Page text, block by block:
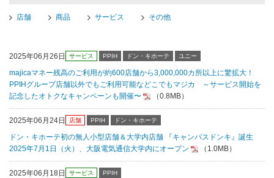
店舗 商品 サービス その他
2025年06月26日 サービス PPIH ドン・キホーテ ユニー
majicaマネー残高のご利用が約600店舗から3,000,000カ所以上に驚拡大！
PPIHグループ店舗以外でもご利用可能などこでもマジカ ～サービス開始を
記念したオトクなキャンペーンも開催〜
（0.8MB）
2025年06月24日 店舗 PPIH ドン・キホーテ
ドン・キホーテ初の無人小型店舗＆大学内店舗 『キャンパスドンキ』誕生
2025年7月1日（火）、大阪電気通信大学内にオープン
（1.0MB）
2025年06月18日 サービス PPIH